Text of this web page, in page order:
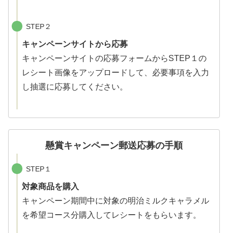
STEP２
キャンペーンサイトから応募
キャンペーンサイトの応募フォームからSTEP１の
レシート画像をアップロードして、必要事項を入力
し抽選に応募してください。
懸賞キャンペーン郵送応募の手順
STEP１
対象商品を購入
キャンペーン期間中に対象の明治ミルクキャラメル
を希望コース分購入してレシートをもらいます。